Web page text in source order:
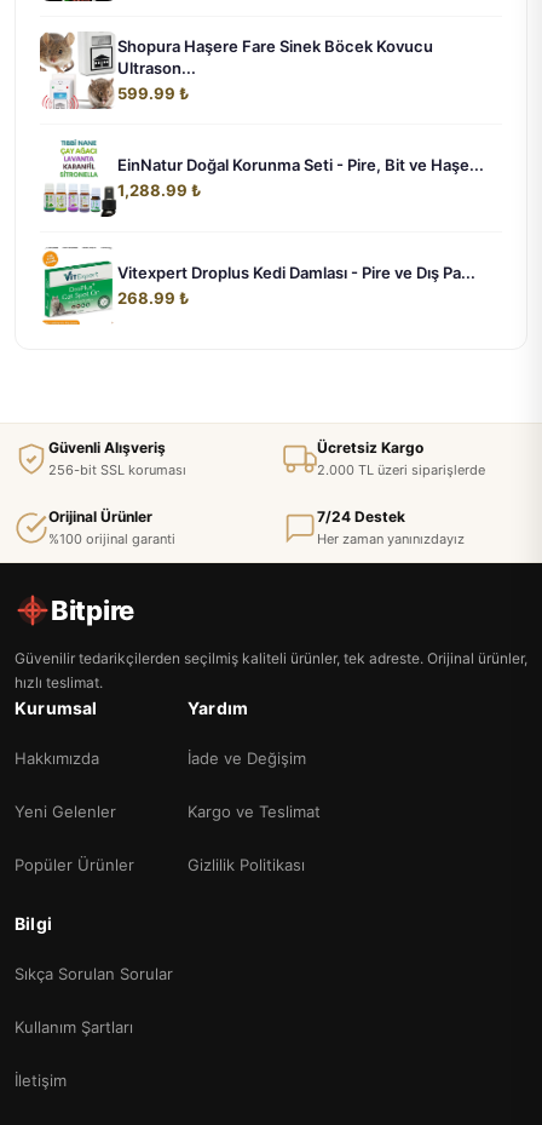
Shopura Haşere Fare Sinek Böcek Kovucu
Ultrason...
599.99 ₺
EinNatur Doğal Korunma Seti - Pire, Bit ve Haşe...
1,288.99 ₺
Vitexpert Droplus Kedi Damlası - Pire ve Dış Pa...
268.99 ₺
Güvenli Alışveriş
256-bit SSL koruması
Ücretsiz Kargo
2.000 TL üzeri siparişlerde
Orijinal Ürünler
%100 orijinal garanti
7/24 Destek
Her zaman yanınızdayız
Bitpire
Güvenilir tedarikçilerden seçilmiş kaliteli ürünler, tek adreste. Orijinal ürünler,
hızlı teslimat.
Kurumsal
Hakkımızda
Yeni Gelenler
Popüler Ürünler
Yardım
İade ve Değişim
Kargo ve Teslimat
Gizlilik Politikası
Bilgi
Sıkça Sorulan Sorular
Kullanım Şartları
İletişim